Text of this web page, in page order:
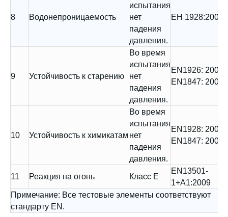
8 Водонепроницаемость
испытания
нет
падения
давления.
ЕН 1928:2000
9 Устойчивость к старению
Во время
испытания
нет
падения
давления.
EN1926: 2000
EN1847: 2009
10 Устойчивость к химикатам
Во время
испытания
нет
падения
давления.
EN1928: 2000
EN1847: 2009
11 Реакция на огонь Класс Е
EN13501-
1+A1:2009
Примечание: Все тестовые элементы соответствуют
стандарту EN.